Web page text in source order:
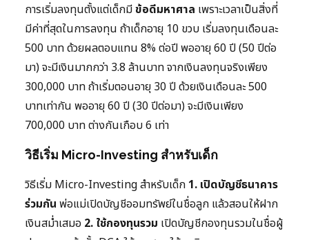
การเริ่มลงทุนตั้งแต่เด็กมีข้อดีมหาศาล เพราะเวลาเป็นสิ่งที่
มีค่าที่สุดในการลงทุน ถ้าเด็กอายุ 10 ขวบ เริ่มลงทุนเดือนละ
500 บาท ด้วยผลตอบแทน 8% ต่อปี พออายุ 60 ปี (50 ปีต่อ
มา) จะมีเงินมากกว่า 3.8 ล้านบาท จากเงินลงทุนจริงเพียง
300,000 บาท ถ้าเริ่มตอนอายุ 30 ปี ด้วยเงินเดือนละ 500
บาทเท่ากัน พออายุ 60 ปี (30 ปีต่อมา) จะมีเงินเพียง
700,000 บาท ต่างกันเกือบ 6 เท่า
วิธีเริ่ม Micro-Investing สำหรับเด็ก
วิธีเริ่ม Micro-Investing สำหรับเด็ก 1. เปิดบัญชีธนาคาร
ร่วมกัน พ่อแม่เปิดบัญชีออมทรัพย์ในชื่อลูก แล้วสอนให้ฝาก
เงินสม่ำเสมอ 2. ใช้กองทุนรวม เปิดบัญชีกองทุนรวมในชื่อผู้